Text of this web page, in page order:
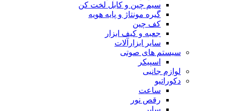
سیم چین و کابل لخت کن
گیره مونتاژ و پایه هویه
کف چین
جعبه و کیف ابزار
سایر ابزارآلات
سیستم های صوتی
اسپیکر
لوازم جانبی
دکوراتیو
ساعت
رقص نور
سایر